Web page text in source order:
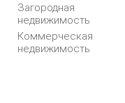
Загородная
недвижимость
Коммерческая
недвижимость